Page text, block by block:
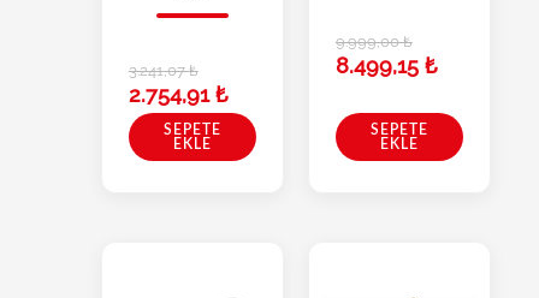
3.241,07₺
2.754,91₺
SEPETE
EKLE
9.999,00₺
8.499,15 ₺
SEPETE
EKLE